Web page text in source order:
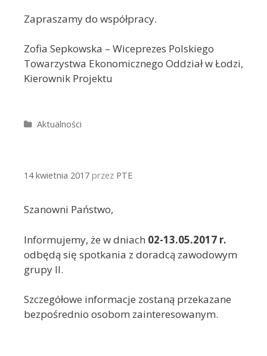
Zapraszamy do współpracy.
Zofia Sepkowska – Wiceprezes Polskiego
Towarzystwa Ekonomicznego Oddział w Łodzi,
Kierownik Projektu
Kategorie
Aktualności
14 kwietnia 2017 przez PTE
Szanowni Państwo,
Informujemy, że w dniach 02-13.05.2017 r.
odbędą się spotkania z doradcą zawodowym
grupy II.
Szczegółowe informacje zostaną przekazane
bezpośrednio osobom zainteresowanym.